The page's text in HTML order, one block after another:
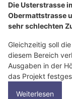
Die Usterstrasse
Obermattstrasse
sehr schlechten
Gleichzeitig soll
diesem Bereich
Ausgaben in der
das Projekt
Weiterlesen